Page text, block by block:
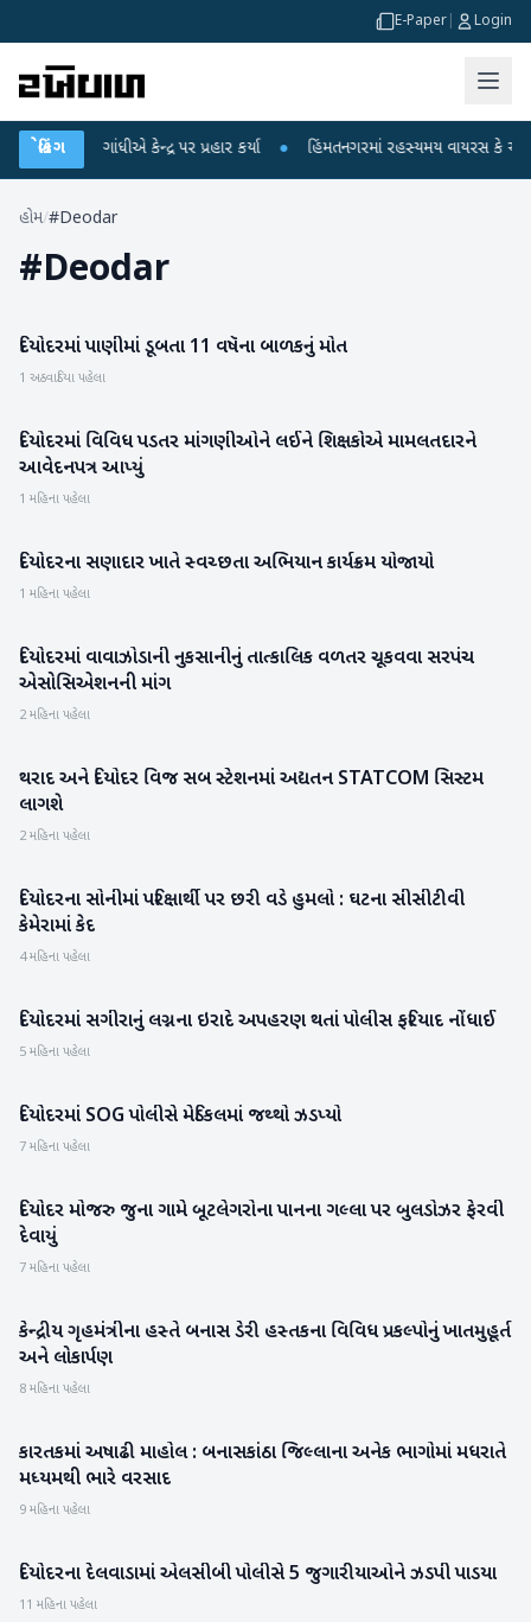
E-Paper Login
બ્રેકિંગ
રાહુલ ગાંધીએ કેન્દ્ર પર પ્રહાર કર્યા ● હિંમતનગરમાં રહસ્યમય વાયરસ કે
હોમ/#Deodar
#Deodar
બનાસકાંઠા
દિયોદરમાં પાણીમાં ડૂબતા 11 વષૅના બાળકનું મોત
1 અઠવાડિયા પહેલા
બનાસકાંઠા
દિયોદરમાં વિવિધ પડતર માંગણીઓને લઈને શિક્ષકોએ મામલતદારને
આવેદનપત્ર આપ્યું
1 મહિના પહેલા
બનાસકાંઠા
દિયોદરના સણાદાર ખાતે સ્વચ્છતા અભિયાન કાર્યક્રમ યોજાયો
1 મહિના પહેલા
બનાસકાંઠા
દિયોદરમાં વાવાઝોડાની નુકસાનીનું તાત્કાલિક વળતર ચૂકવવા સરપંચ
એસોસિએશનની માંગ
2 મહિના પહેલા
વાવ-થરાદ
થરાદ અને દિયોદર વિજ સબ સ્ટેશનમાં અદ્યતન STATCOM સિસ્ટમ
લાગશે
2 મહિના પહેલા
બનાસકાંઠા
દિયોદરના સોનીમાં પરિક્ષાર્થી પર છરી વડે હુમલો : ઘટના સીસીટીવી
કેમેરામાં કેદ
4 મહિના પહેલા
બનાસકાંઠા
દિયોદરમાં સગીરાનું લગ્નના ઇરાદે અપહરણ થતાં પોલીસ ફરિયાદ નોંધાઈ
5 મહિના પહેલા
બનાસકાંઠા
દિયોદરમાં SOG પોલીસે મેડિકલમાં જથ્થો ઝડપ્યો
7 મહિના પહેલા
બનાસકાંઠા
દિયોદર મોજરુ જુના ગામે બૂટલેગરોના પાનના ગલ્લા પર બુલડોઝર ફેરવી
દેવાયું
7 મહિના પહેલા
બનાસકાંઠા
કેન્દ્રીય ગૃહમંત્રીના હસ્તે બનાસ ડેરી હસ્તકના વિવિધ પ્રકલ્પોનું ખાતમુહૂર્ત
અને લોકાર્પણ
8 મહિના પહેલા
બનાસકાંઠા
કારતકમાં અષાઢી માહોલ : બનાસકાંઠા જિલ્લાના અનેક ભાગોમાં મધરાતે
મધ્યમથી ભારે વરસાદ
9 મહિના પહેલા
બનાસકાંઠા
દિયોદરના દેલવાડામાં એલસીબી પોલીસે 5 જુગારીયાઓને ઝડપી પાડયા
11 મહિના પહેલા